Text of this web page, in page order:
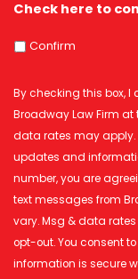
Check here to
Confirm
By checking this box, I
Broadway Law Firm
data rates may apply.
updates and
number, you are
text messages from
vary. Msg & data rates
opt-out. You consent
information is secure